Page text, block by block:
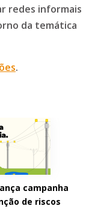
redes informais
da temática
.
lança campanha
de riscos